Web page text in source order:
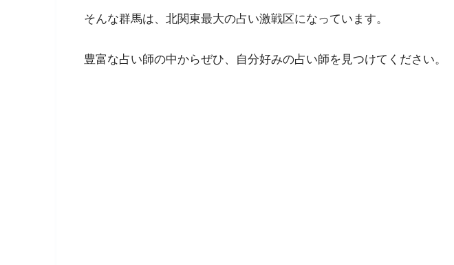
そんな群馬は、北関東最大の占い激戦区になっています。
豊富な占い師の中からぜひ、自分好みの占い師を見つけてください。